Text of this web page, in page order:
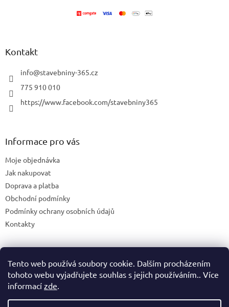
Tento web používá soubory cookie. Dalším procházením
tohoto webu vyjadřujete souhlas s jejich používáním.. Více
informací zde.
Kontakt
info@stavebniny-365.cz
775 910 010
https://www.facebook.com/stavebniny365
Informace pro vás
Moje objednávka
Jak nakupovat
Doprava a platba
Obchodní podmínky
Podmínky ochrany osobních údajů
Kontakty
Blog